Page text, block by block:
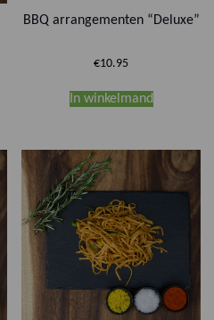
BBQ arrangementen “Deluxe”
€10.95
In winkelmand